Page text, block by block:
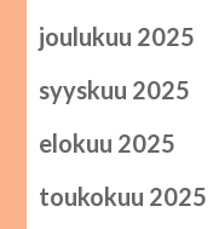
joulukuu 2025
syyskuu 2025
elokuu 2025
toukokuu 2025